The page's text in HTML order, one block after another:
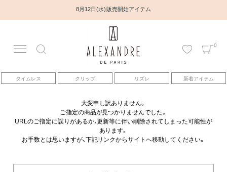
8月12日(水) 販売開始アイテム
0
タイムレス クリップ リズレ 新着アイテム
アカウント
アイテム
ベストセラー
コレクション
大変申し訳ありません。
ご指定の商品が見つかりませんでした。
URLのご指定に誤りがあるか、更新等に伴い削除されてしまった可能性が
あります。
お手数とは思いますが、下記リンクからサイトへ移動してください。